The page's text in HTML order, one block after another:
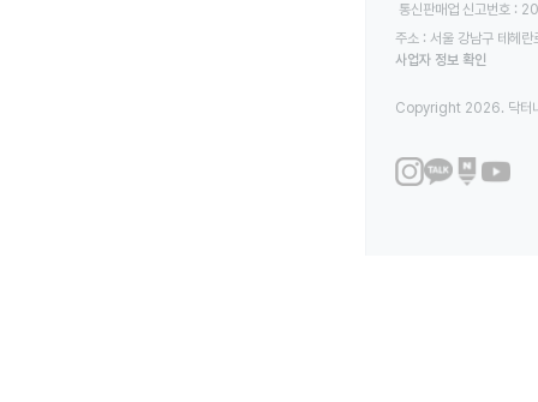
통신판매업 신고번호
주소 : 서울 강남구 테헤
사업자 정보 확인
Copyright 2026. 닥터